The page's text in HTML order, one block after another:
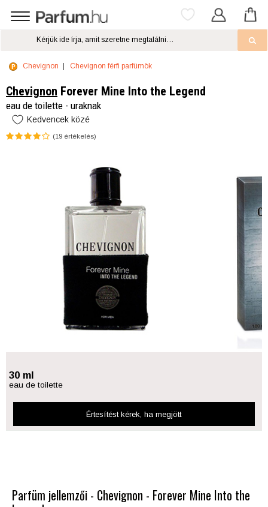
Chevignon Chevignon férfi parfümök
Chevignon Forever Mine Into the Legend
eau de toilette - uraknak
Kedvencek közé
(19 értékelés)
30 ml
eau de toilette
Értesítést kérek, ha megjött
Parfüm jellemzői - Chevignon - Forever Mine Into the